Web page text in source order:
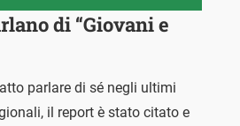
di “Giovani e
parlare di sé negli ultimi
il report è stato citato e